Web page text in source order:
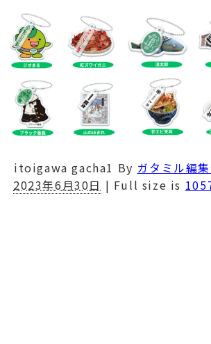
itoigawa gacha1 By ガタミル編
2023年6月30日 | Full size is